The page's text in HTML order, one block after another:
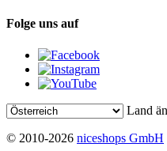
Folge uns auf
Land
© 2010-2026 niceshops GmbH